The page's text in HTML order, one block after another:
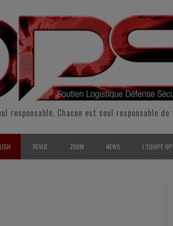
responsable. Chacun est seul responsable
REVUE ZOOM NEWS L’EQUIPE
POUR